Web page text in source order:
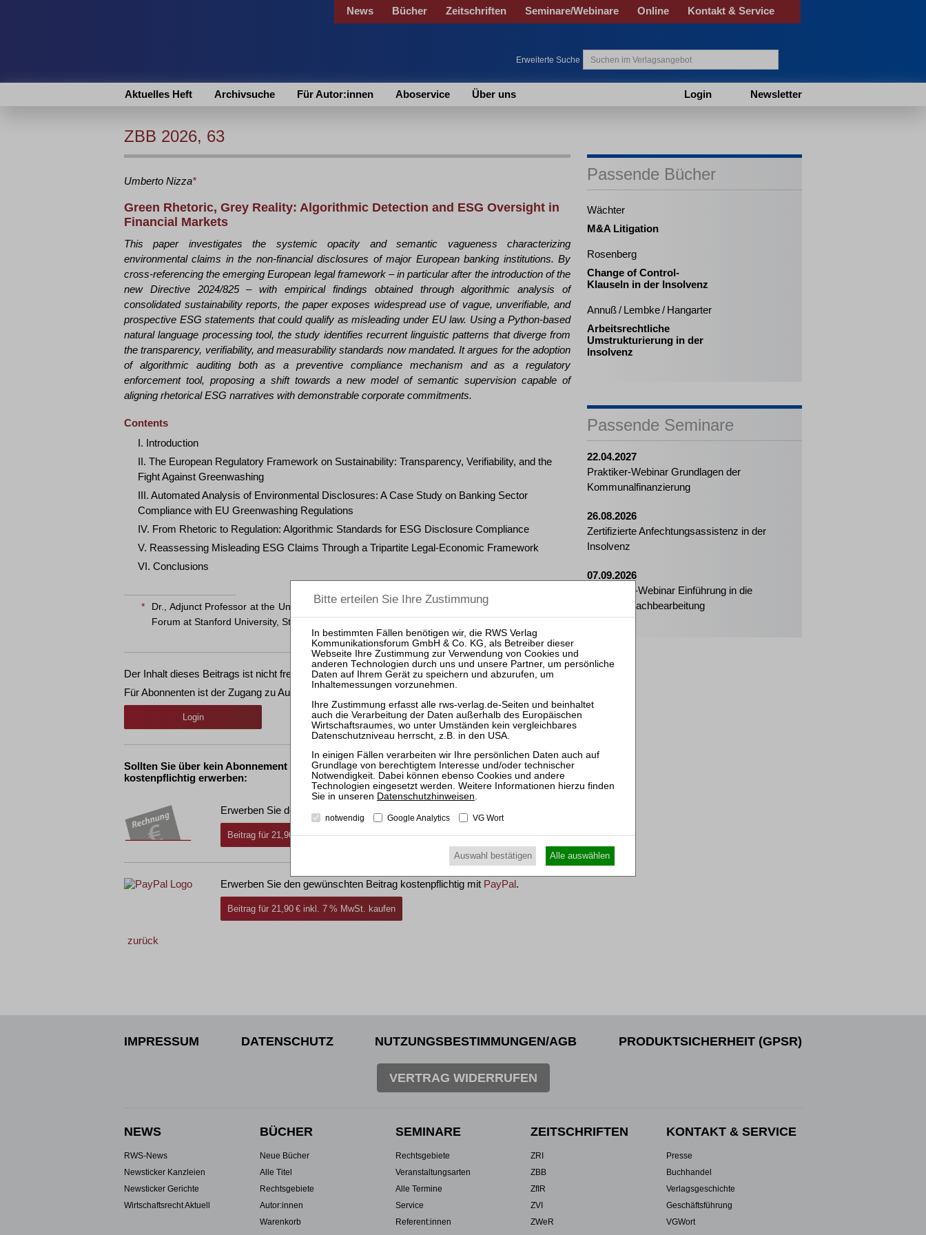
News Bücher Zeitschriften Seminare/Webinare Online Kontakt & Service
Erweiterte Suche
Aktuelles Heft Archivsuche Für Autor:innen Aboservice Über uns Newsletter
Login
ZBB 2026, 63
Umberto Nizza*
Green Rhetoric, Grey Reality: Algorithmic Detection and ESG Oversight in
Financial Markets
This paper investigates the systemic opacity and semantic vagueness characterizing
environmental claims in the non-financial disclosures of major European banking institutions. By
cross-referencing the emerging European legal framework – in particular after the introduction of the
new Directive 2024/825 – with empirical findings obtained through algorithmic analysis of
consolidated sustainability reports, the paper exposes widespread use of vague, unverifiable, and
prospective ESG statements that could qualify as misleading under EU law. Using a Python-based
natural language processing tool, the study identifies recurrent linguistic patterns that diverge from
the transparency, verifiability, and measurability standards now mandated. It argues for the adoption
of algorithmic auditing both as a preventive compliance mechanism and as a regulatory
enforcement tool, proposing a shift towards a new model of semantic supervision capable of
aligning rhetorical ESG narratives with demonstrable corporate commitments.
Contents
I. Introduction
II. The European Regulatory Framework on Sustainability: Transparency, Verifiability, and the
Fight Against Greenwashing
III. Automated Analysis of Environmental Disclosures: A Case Study on Banking Sector
Compliance with EU Greenwashing Regulations
IV. From Rhetoric to Regulation: Algorithmic Standards for ESG Disclosure Compliance
V. Reassessing Misleading ESG Claims Through a Tripartite Legal-Economic Framework
VI. Conclusions
*
Dr., Adjunct Professor at the University of Bologna; Affiliate of the Transatlantic Technology Law
Forum at Stanford University, Stanford Law School
Der Inhalt dieses Beitrags ist nicht frei verfügbar.
Für Abonnenten ist der Zugang zu Aufsätzen und Rechtsprechung frei.
Login
Sollten Sie über kein Abonnement verfügen, können Sie den gewünschten Beitrag trotzdem
kostenpflichtig erwerben:
Erwerben Sie den gewünschten Beitrag kostenpflichtig per Rechnung.
Beitrag für 21,90 € inkl. 7 % MwSt. kaufen
Erwerben Sie den gewünschten Beitrag kostenpflichtig mit PayPal.
Beitrag für 21,90 € inkl. 7 % MwSt. kaufen
zurück
Passende Bücher
Wächter
M&A Litigation
Rosenberg
Change of Control-
Klauseln in der Insolvenz
Annuß / Lembke / Hangarter
Arbeitsrechtliche
Umstrukturierung in der
Insolvenz
Passende Seminare
22.04.2027
Praktiker-Webinar Grundlagen der
Kommunalfinanzierung
26.08.2026
Zertifizierte Anfechtungsassistenz in der
Insolvenz
07.09.2026
Mitarbeiter-Webinar Einführung in die
Insolvenzsachbearbeitung
IMPRESSUM DATENSCHUTZ NUTZUNGSBESTIMMUNGEN/AGB PRODUKTSICHERHEIT (GPSR)
VERTRAG WIDERRUFEN
NEWS
RWS-News
Newsticker Kanzleien
Newsticker Gerichte
Wirtschaftsrecht Aktuell
BÜCHER
Neue Bücher
Alle Titel
Rechtsgebiete
Autor:innen
Warenkorb
SEMINARE
Rechtsgebiete
Veranstaltungsarten
Alle Termine
Service
Referent:innen
ZEITSCHRIFTEN
ZRI
ZBB
ZfIR
ZVI
ZWeR
KONTAKT & SERVICE
Presse
Buchhandel
Verlagsgeschichte
Geschäftsführung
VGWort
Datenschutzhinweisen.
notwendig Google Analytics VG Wort
Auswahl bestätigen Alle auswählen